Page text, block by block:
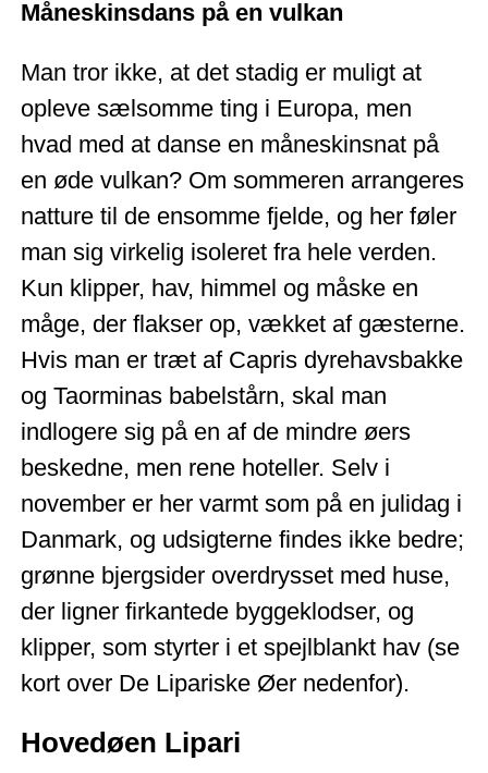
Måneskinsdans på en vulkan
Man tror ikke, at det stadig er muligt at
opleve sælsomme ting i Europa, men
hvad med at danse en måneskinsnat på
en øde vulkan? Om sommeren arrangeres
natture til de ensomme fjelde, og her føler
man sig virkelig isoleret fra hele verden.
Kun klipper, hav, himmel og måske en
måge, der flakser op, vækket af gæsterne.
Hvis man er træt af Capris dyrehavsbakke
og Taorminas babelstårn, skal man
indlogere sig på en af de mindre øers
beskedne, men rene hoteller. Selv i
november er her varmt som på en julidag i
Danmark, og udsigterne findes ikke bedre;
grønne bjergsider overdrysset med huse,
der ligner firkantede byggeklodser, og
klipper, som styrter i et spejlblankt hav (se
kort over De Lipariske Øer nedenfor).
Hovedøen Lipari